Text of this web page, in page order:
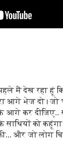
मैं देख रहा हूं कि
आगे भेज दो। जो
कर दीजिए..
साथियों को
की... और जो लोग